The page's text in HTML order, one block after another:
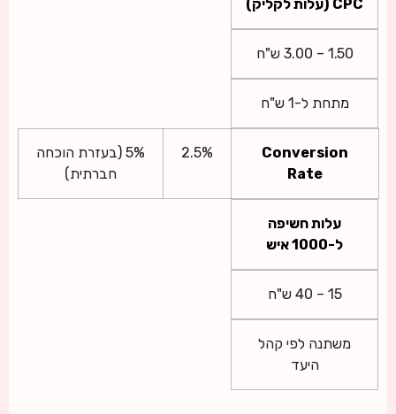
CPC (עלות לקליק)
1.50 – 3.00 ש"ח
מתחת ל-1 ש"ח
Conversion
Rate
2.5%
5% (בעזרת הוכחה
חברתית)
עלות חשיפה
ל-1000 איש
15 – 40 ש"ח
משתנה לפי קהל
היעד